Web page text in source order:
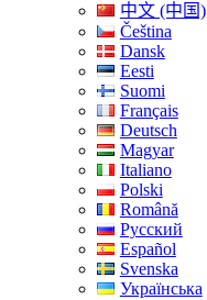
中文 (中国)
Čeština
Dansk
Eesti
Suomi
Français
Deutsch
Magyar
Italiano
Polski
Română
Русский
Español
Svenska
Українська